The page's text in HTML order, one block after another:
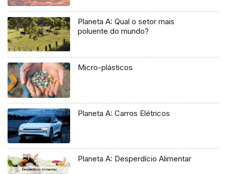
Planeta A: Qual o setor mais
poluente do mundo?
Micro-plásticos
Planeta A: Carros Elétricos
Planeta A: Desperdício Alimentar